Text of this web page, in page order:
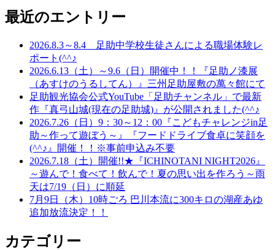
最近のエントリー
2026.8.3～8.4 足助中学校生徒さんによる職場体験レ
ポート(^^♪
2026.6.13（土）～9.6（日）開催中！！『足助ノ漆展
（あすけのうるしてん）』三州足助屋敷の萬々館にて
足助観光協会公式YouTube「足助チャンネル」で最新
作『真弓山城(現在の足助城)』が公開されました(^^♪
2026.7.26（日）9：30～12：00『こどもチャレンジin足
助～作って遊ぼう～』『フードドライブ食卓に笑顔を
(^^♪』開催！！※事前申込み不要
2026.7.18（土）開催!!★『ICHINOTANI NIGHT2026』
～遊んで！食べて！飲んで！夏の思い出を作ろう～雨
天は7/19（日）に順延
7月9日（木）10時ごろ 巴川本流に300キロの湖産あゆ
追加放流決定！！
カテゴリー